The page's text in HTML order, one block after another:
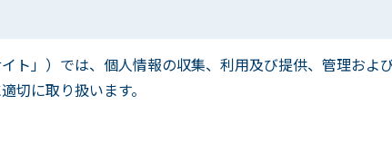
ト」）では、個人情報の収集、利用及び提供、管理およ
切に取り扱います。